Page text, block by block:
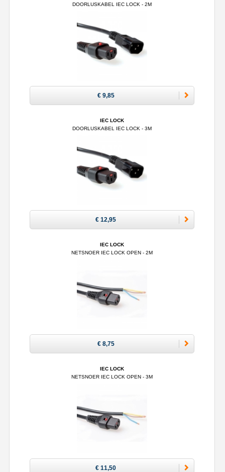
DOORLUSKABEL IEC LOCK - 2M
€ 9,85
IEC LOCK
DOORLUSKABEL IEC LOCK - 3M
€ 12,95
IEC LOCK
NETSNOER IEC LOCK OPEN - 2M
€ 8,75
IEC LOCK
NETSNOER IEC LOCK OPEN - 3M
€ 11,50